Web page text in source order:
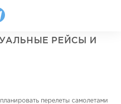
РЕЙСЫ И
перелеты самолетами